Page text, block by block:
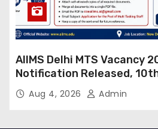
AIIMS Delhi MTS Vacancy
Notification Released,
Candidates Can Apply
Email
Aug 4, 2026 Admin